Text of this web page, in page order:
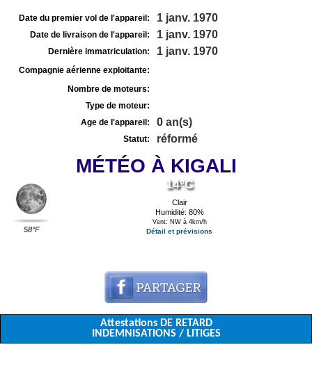
Date du premier vol de l'appareil: 1 janv. 1970
Date de livraison de l'appareil: 1 janv. 1970
Dernière immatriculation: 1 janv. 1970
Compagnie aérienne exploitante:
Nombre de moteurs:
Type de moteur:
Age de l'appareil:
0 an(s)
Statut: réformé
MÉTÉO À KIGALI
58°F
14°C
Clair
Humidité: 80%
Vent: NW à 4km/h
Détail et prévisions
Attestations DE RETARD
INDEMNISATIONS / LITIGES